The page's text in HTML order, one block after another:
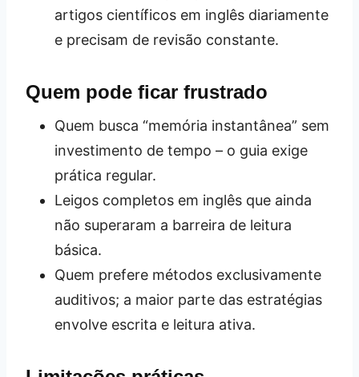
artigos científicos em inglês diariamente
e precisam de revisão constante.
Quem pode ficar frustrado
Quem busca “memória instantânea” sem
investimento de tempo – o guia exige
prática regular.
Leigos completos em inglês que ainda
não superaram a barreira de leitura
básica.
Quem prefere métodos exclusivamente
auditivos; a maior parte das estratégias
envolve escrita e leitura ativa.